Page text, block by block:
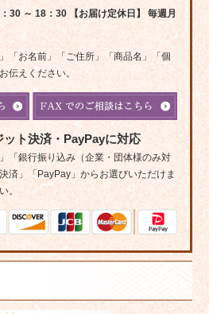
30 ～ 18：30 【お届け定休日】 毎週月
「お名前」「ご住所」「商品名」「個
伝えください。
ット決済・PayPayに対応
「銀行振り込み（企業・団体様のみ対
済」「PayPay」からお選びいただけま
。